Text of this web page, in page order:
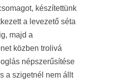
készítettünk
a levezető séta
majd a
közben trolivá
népszerűsítése
a szigetnél nem állt